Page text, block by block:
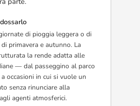
di pioggia leggera o di
primavera e autunno. La
la rende adatta alle
— dal passeggino al parco
occasioni in cui si vuole un
senza rinunciare alla
agenti atmosferici.